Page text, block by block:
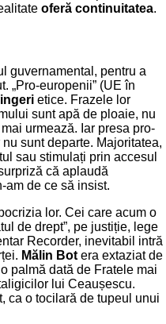
oferă continuitatea.
guvernamental, pentru a
„Pro-europenii” (UE în
etice. Frazele lor
sunt apă de ploaie, nu
urmează. Iar presa pro-
sunt departe. Majoritatea,
sau stimulați prin accesul
că aplaudă
am de ce să insist.
lor. Cei care acum o
de drept”, pe justiție, lege
Recorder, inevitabil intră
Mălin Bot era extaziat de
palmă dată de Fratele mai
lui Ceaușescu.
ca o tocilară de tupeul unui